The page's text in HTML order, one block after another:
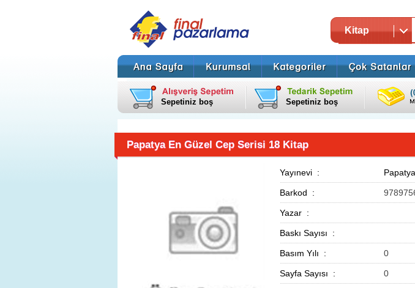
Kitap
Sepetiniz boş Sepetiniz boş
Papatya En Güzel Cep Serisi 18 Kitap
Yayınevi :
Barkod :
Yazar :
Baskı Sayısı :
Basım Yılı : 0
Sayfa Sayısı : 0